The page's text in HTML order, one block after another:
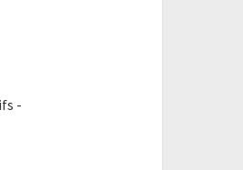
-